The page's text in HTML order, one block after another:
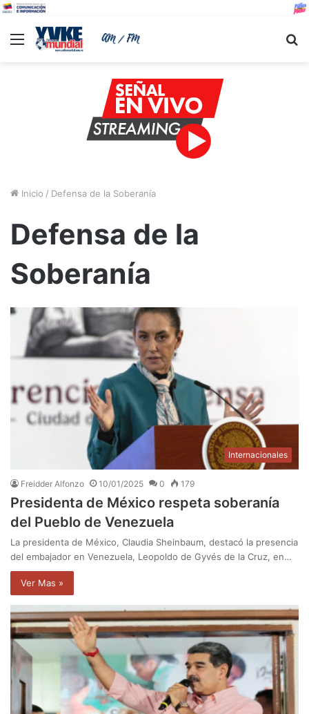
Menu
Inicio / Defensa de la Soberanía
Defensa de la
Soberanía
Internacionales
Freidder Alfonzo 10/01/2025 0 179
Presidenta de México respeta soberanía
del Pueblo de Venezuela
La presidenta de México, Claudia Sheinbaum, destacó la presencia
del embajador en Venezuela, Leopoldo de Gyvés de la Cruz, en…
Ver Mas »